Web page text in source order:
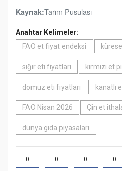
Kaynak:Tarım Pusulası
Anahtar Kelimeler:
FAO et fiyat endeksi
sığır eti fiyatları kırmızı et
domuz eti fiyatları kanatlı
FAO Nisan 2026 Çin et
dünya gıda piyasaları
0 0 0 0